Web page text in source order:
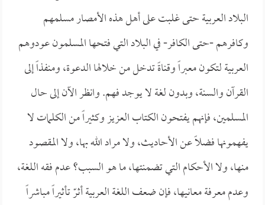
البلاد العربية حتى غلبت على أهل هذه الأمصار مسلمهم
وكافرهم -حتى الكافر- في البلاد التي فتحها المسلمون عودوهم
العربية لتكون معبراً وقناةً تدخل من خلالها الدعوة، ومنفذاً إلى
القرآن والسنة، وبدون لغة لا يوجد فهم. وانظر الآن إلى حال
المسلمين، فإنهم يفتحون الكتاب العزيز وكثيراً من الكلمات لا
يفهمونها فضلاً عن الأحاديث، ولا مراد الله بها، ولا المقصود
منها، ولا الأحكام التي تضمنتها، ما هو السبب؟ عدم فقه اللغة،
وعدم معرفة معانيها، فإن ضعف اللغة العربية أثرّ تأثيراً مباشراً